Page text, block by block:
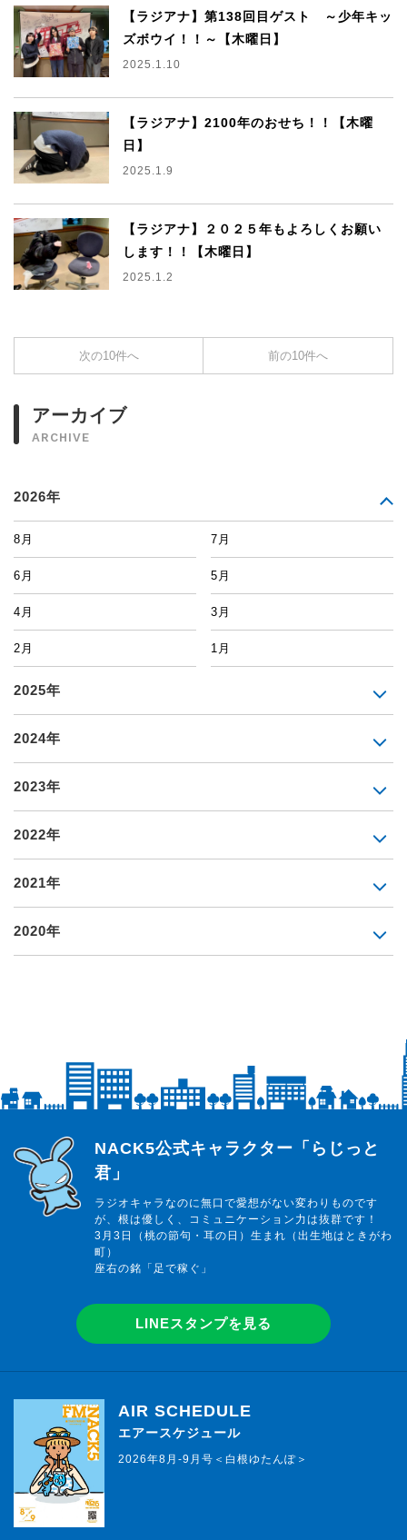
【ラジアナ】第138回目ゲスト ～少年キッ
ズボウイ！！～【木曜日】
2025.1.10
【ラジアナ】2100年のおせち！！【木曜
日】
2025.1.9
【ラジアナ】２０２５年もよろしくお願い
します！！【木曜日】
2025.1.2
次の10件へ 前の10件へ
アーカイブ
ARCHIVE
2026年
8月 7月
6月 5月
4月 3月
2月 1月
2025年
2024年
2023年
2022年
2021年
2020年
らじっと君
NACK5公式キャラクター「らじっと
君」
ラジオキャラなのに無口で愛想がない変わりものです
が、根は優しく、コミュニケーション力は抜群です！
3月3日（桃の節句・耳の日）生まれ（出生地はときがわ
町）
座右の銘「足で稼ぐ」
LINEスタンプを見る
AIR SCHEDULE
エアースケジュール
2026年8月-9月号＜白根ゆたんぽ＞